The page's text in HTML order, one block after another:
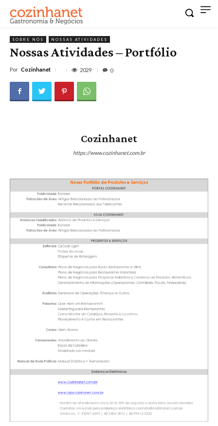
SOBRE NÓS NOSSAS ATIVIDADES
Nossas Atividades – Portfólio
Por Cozinhanet 2029 0
Cozinhanet
https://www.cozinhanet.com.br